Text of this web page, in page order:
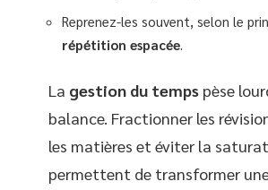
Reprenez-les souvent, selon le
répétition espacée
La gestion du temps pèse
balance. Fractionner les
les matières et éviter la
permettent de transformer